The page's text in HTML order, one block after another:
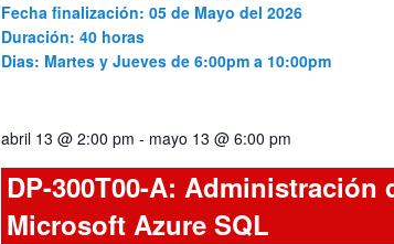
Fecha finalización: 05 de Mayo del 2026
Duración: 40 horas
Dias: Martes y Jueves de 6:00pm a 10:00pm
abril 13 @ 2:00 pm - mayo 13 @ 6:00 pm
DP-300T00-A: Administración
Microsoft Azure SQL